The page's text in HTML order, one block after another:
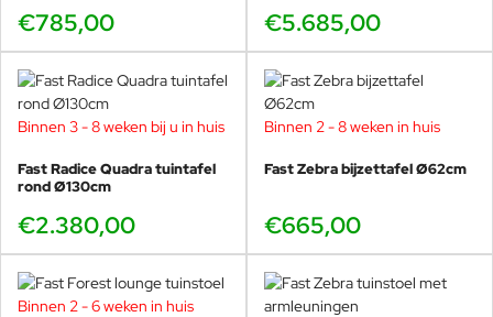
€785,00 €5.685,00
Binnen 3 - 8 weken bij u in huis
Fast Radice Quadra tuintafel
rond Ø130cm
€2.380,00
Binnen 2 - 8 weken in huis
Fast Zebra bijzettafel Ø62cm
€665,00
Binnen 2 - 6 weken in huis